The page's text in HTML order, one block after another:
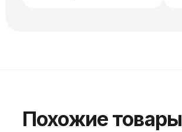
Похожие товары